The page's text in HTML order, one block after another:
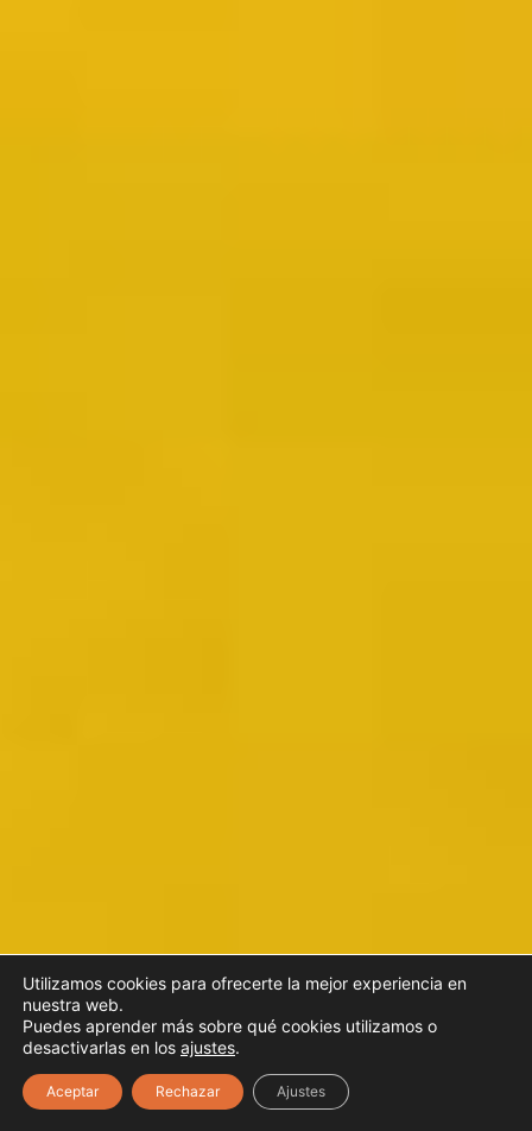
Utilizamos cookies para ofrecerte la mejor experiencia en
nuestra web.
Puedes aprender más sobre qué cookies utilizamos o
desactivarlas en los ajustes.
Aceptar Rechazar Ajustes